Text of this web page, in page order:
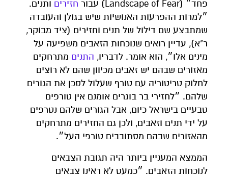
פחד״ (Landscape of Fear) עבור
חזירים ותנים.
״למרות ההפרעות האנושיות שיש בגולן והעובדה
שמתבצע שם דילול של תנים וחזירים (ציד מבוקר,
ר"א), עדיין רואים שנוכחות הזאבים משפיעה על
מינים אלו״, הוא אומר. לדבריו, התנים מתרחקים
מאזורים שבהם יש זאבים מכיוון שהם לא רוצים
לחלוק טריטוריה עם טורף שעלול לסכן את הגורים
שלהם. ״לחזירי בר בוגרים אומנם אין טורפים
טבעיים בישראל כיום, אבל הגורים שלהם נטרפים
על ידי תנים וזאבים, ולכן גם החזירים מתרחקים
מהאזורים שבהם מסתובבים טורפי העל״.
הממצא המעניין ביותר היה תגובת הצבאים
לנוכחות הזאבים. ״כמעט לא ראינו צבאים